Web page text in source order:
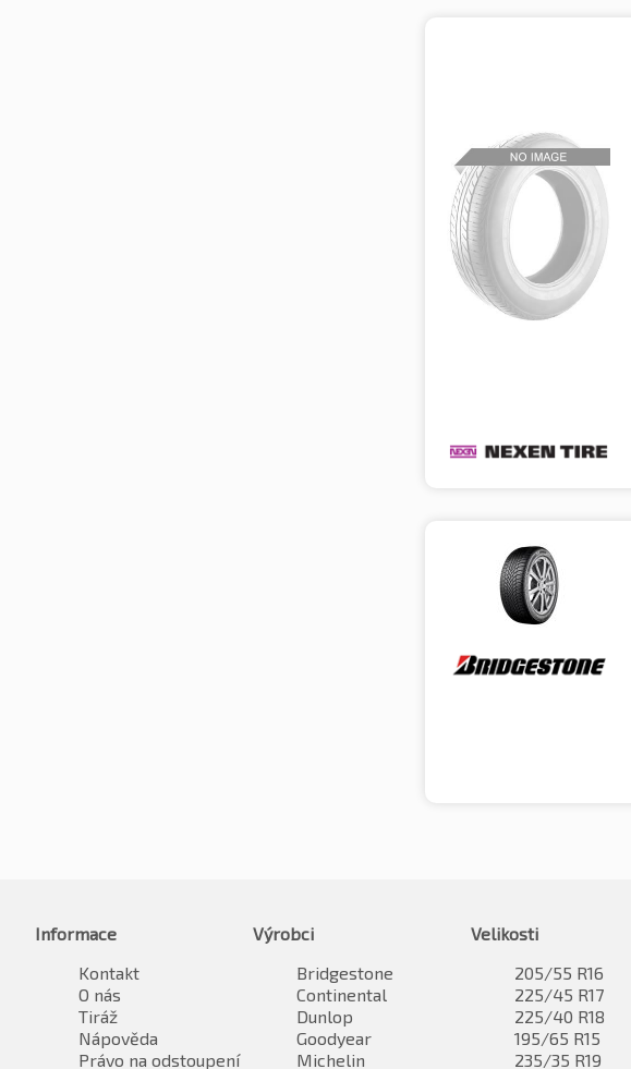
Informace
Kontakt
O nás
Tiráž
Nápověda
Právo na odstoupení
Výrobci
Bridgestone
Continental
Dunlop
Goodyear
Michelin
Velikosti
205/55 R16
225/45 R17
225/40 R18
195/65 R15
235/35 R19